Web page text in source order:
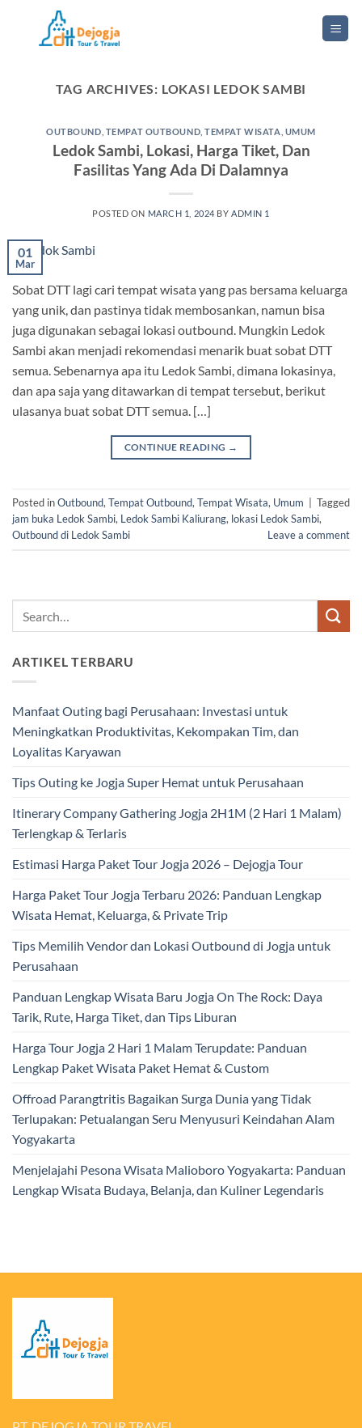
content
TAG ARCHIVES: LOKASI LEDOK SAMBI
OUTBOUND TEMPAT OUTBOUND ,TEMPAT WISATA UMUM
Ledok Sambi, Lokasi, Harga Tiket, Dan
Fasilitas Yang Ada Di Dalamnya
POSTED ON MARCH 1, 2024 BY ADMIN 1
01
Mar
Sobat DTT lagi cari tempat wisata yang pas bersama keluarga
yang unik, dan pastinya tidak membosankan, namun bisa
juga digunakan sebagai lokasi outbound. Mungkin Ledok
Sambi akan menjadi rekomendasi menarik buat sobat DTT
semua. Sebenarnya apa itu Ledok Sambi, dimana lokasinya,
dan apa saja yang ditawarkan di tempat tersebut, berikut
ulasanya buat sobat DTT semua. […]
CONTINUE READING →
Posted inOutbound,Tempat Outbound,Tempat Wisata, Umum
Tagged
jam buka Ledok Sambi, Ledok Sambi Kaliurang, lokasi Ledok Sambi,
Outbound di Ledok Sambi
Leave a comment
ARTIKEL TERBARU
Manfaat Outing bagi Perusahaan: Investasi untuk
Meningkatkan Produktivitas, Kekompakan Tim, dan
Loyalitas Karyawan
Tips Outing ke Jogja Super Hemat untuk Perusahaan
Itinerary Company Gathering Jogja 2H1M (2 Hari 1 Malam)
Terlengkap & Terlaris
Estimasi Harga Paket Tour Jogja 2026 – Dejogja Tour
Harga Paket Tour Jogja Terbaru 2026: Panduan Lengkap
Wisata Hemat, Keluarga, & Private Trip
Tips Memilih Vendor dan Lokasi Outbound di Jogja untuk
Perusahaan
Panduan Lengkap Wisata Baru Jogja On The Rock: Daya
Tarik, Rute, Harga Tiket, dan Tips Liburan
Harga Tour Jogja 2 Hari 1 Malam Terupdate: Panduan
Lengkap Paket Wisata Paket Hemat & Custom
Offroad Parangtritis Bagaikan Surga Dunia yang Tidak
Terlupakan: Petualangan Seru Menyusuri Keindahan Alam
Yogyakarta
Menjelajahi Pesona Wisata Malioboro Yogyakarta: Panduan
Lengkap Wisata Budaya, Belanja, dan Kuliner Legendaris